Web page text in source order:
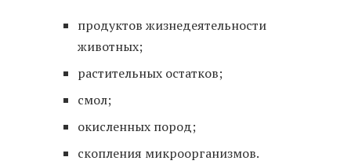
продуктов жизнедеятельности
животных;
растительных остатков;
смол;
окисленных пород;
скопления микроорганизмов.